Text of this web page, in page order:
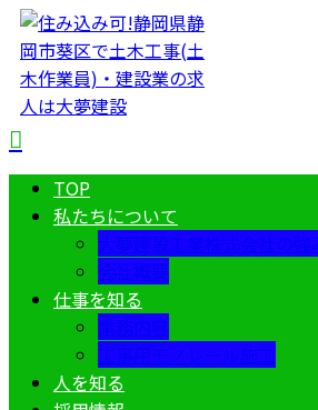
TOP
私たちについて
仕事を知る
人を知る